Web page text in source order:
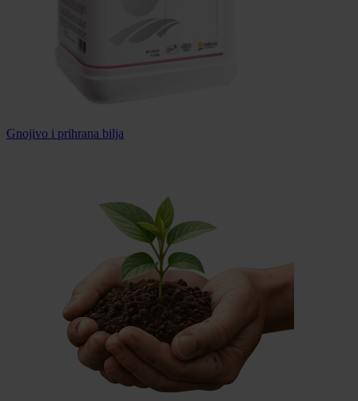
Gnojivo i prihrana bilja